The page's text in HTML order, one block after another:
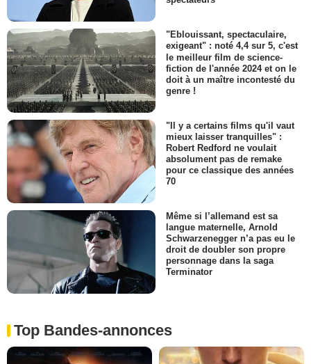
"Eblouissant, spectaculaire,
exigeant" : noté 4,4 sur 5, c'est
le meilleur film de science-
fiction de l'année 2024 et on le
doit à un maître incontesté du
genre !
"Il y a certains films qu'il vaut
mieux laisser tranquilles" :
Robert Redford ne voulait
absolument pas de remake
pour ce classique des années
70
Même si l’allemand est sa
langue maternelle, Arnold
Schwarzenegger n’a pas eu le
droit de doubler son propre
personnage dans la saga
Terminator
Top Bandes-annonces